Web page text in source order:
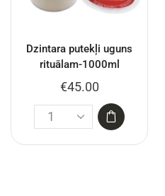
Dzintara putekļi uguns
rituālam-1000ml
€45.00